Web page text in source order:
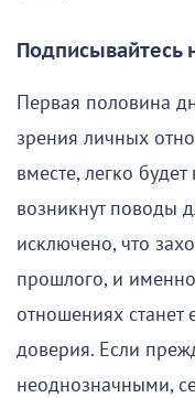
Подписывайтесь
Первая половина
зрения личных
вместе, легко
возникнут поводы
исключено, что
прошлого, и
отношениях станет
доверия. Если
неоднозначными,